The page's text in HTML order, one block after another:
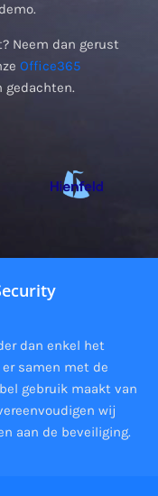
Neem dan gerust
Office365
gedachten.
dan enkel het
samen met de
gebruik maakt van
wij
aan de beveiliging.